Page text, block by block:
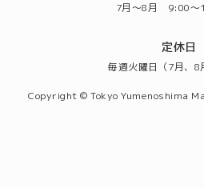
7月～8月 9:00～
定休日
毎週火曜日（7月、8
Copyright © Tokyo Yumenoshima